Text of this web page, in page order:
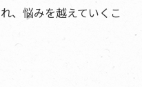
、悩みを越えていくこ